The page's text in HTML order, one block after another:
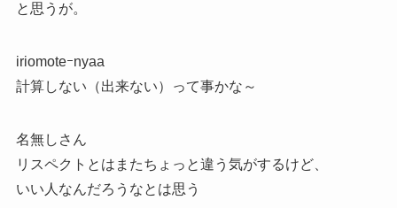
と思うが。
iriomoteｰnyaa
計算しない（出来ない）って事かな～
名無しさん
リスペクトとはまたちょっと違う気がするけど、
いい人なんだろうなとは思う